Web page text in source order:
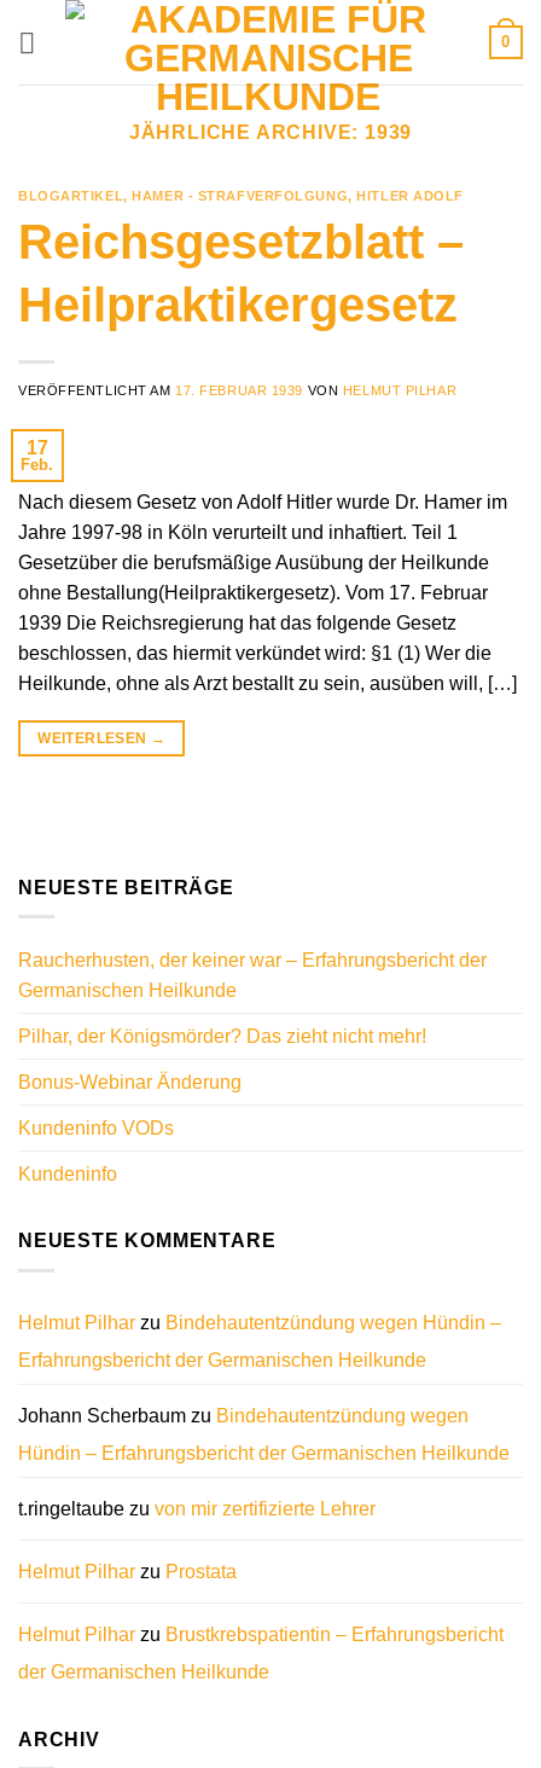
0
JÄHRLICHE ARCHIVE: 1939
BLOGARTIKEL,HAMER - STRAFVERFOLGUNG,HITLER ADOLF
Reichsgesetzblatt –
Heilpraktikergesetz
VERÖFFENTLICHT AM 17. FEBRUAR 1939 VON HELMUT PILHAR
17
Feb.
Nach diesem Gesetz von Adolf Hitler wurde Dr. Hamer im
Jahre 1997-98 in Köln verurteilt und inhaftiert. Teil 1
Gesetzüber die berufsmäßige Ausübung der Heilkunde
ohne Bestallung(Heilpraktikergesetz). Vom 17. Februar
1939 Die Reichsregierung hat das folgende Gesetz
beschlossen, das hiermit verkündet wird: §1 (1) Wer die
Heilkunde, ohne als Arzt bestallt zu sein, ausüben will, […]
WEITERLESEN →
NEUESTE BEITRÄGE
Raucherhusten, der keiner war – Erfahrungsbericht der
Germanischen Heilkunde
Pilhar, der Königsmörder? Das zieht nicht mehr!
Bonus-Webinar Änderung
Kundeninfo VODs
Kundeninfo
NEUESTE KOMMENTARE
Helmut Pilhar zu Bindehautentzündung wegen Hündin –
Erfahrungsbericht der Germanischen Heilkunde
Johann Scherbaum zu Bindehautentzündung wegen
Hündin – Erfahrungsbericht der Germanischen Heilkunde
t.ringeltaube zu von mir zertifizierte Lehrer
Helmut Pilhar zu Prostata
Helmut Pilhar zu Brustkrebspatientin – Erfahrungsbericht
der Germanischen Heilkunde
ARCHIV